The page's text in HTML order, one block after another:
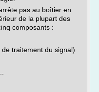
pas au boîtier en
de la plupart des
composants :
traitement du signal)